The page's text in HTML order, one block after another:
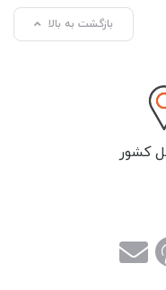
بازگشت به بالا
کشور